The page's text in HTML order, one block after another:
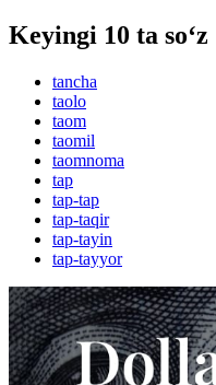
Keyingi 10 ta so‘z
tancha
taolo
taom
taomil
taomnoma
tap
tap-tap
tap-taqir
tap-tayin
tap-tayyor